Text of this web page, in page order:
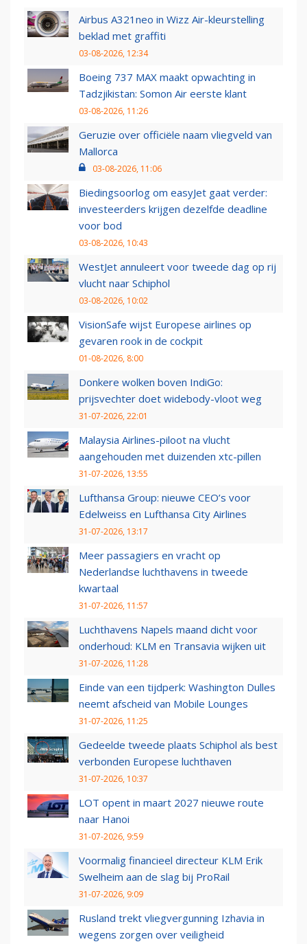
Airbus A321neo in Wizz Air-kleurstelling
beklad met graffiti
03-08-2026, 12:34
Boeing 737 MAX maakt opwachting in
Tadzjikistan: Somon Air eerste klant
03-08-2026, 11:26
Geruzie over officiële naam vliegveld van
Mallorca
03-08-2026, 11:06
Biedingsoorlog om easyJet gaat verder:
investeerders krijgen dezelfde deadline
voor bod
03-08-2026, 10:43
WestJet annuleert voor tweede dag op rij
vlucht naar Schiphol
03-08-2026, 10:02
VisionSafe wijst Europese airlines op
gevaren rook in de cockpit
01-08-2026, 8:00
Donkere wolken boven IndiGo:
prijsvechter doet widebody-vloot weg
31-07-2026, 22:01
Malaysia Airlines-piloot na vlucht
aangehouden met duizenden xtc-pillen
31-07-2026, 13:55
Lufthansa Group: nieuwe CEO’s voor
Edelweiss en Lufthansa City Airlines
31-07-2026, 13:17
Meer passagiers en vracht op
Nederlandse luchthavens in tweede
kwartaal
31-07-2026, 11:57
Luchthavens Napels maand dicht voor
onderhoud: KLM en Transavia wijken uit
31-07-2026, 11:28
Einde van een tijdperk: Washington Dulles
neemt afscheid van Mobile Lounges
31-07-2026, 11:25
Gedeelde tweede plaats Schiphol als best
verbonden Europese luchthaven
31-07-2026, 10:37
LOT opent in maart 2027 nieuwe route
naar Hanoi
31-07-2026, 9:59
Voormalig financieel directeur KLM Erik
Swelheim aan de slag bij ProRail
31-07-2026, 9:09
Rusland trekt vliegvergunning Izhavia in
wegens zorgen over veiligheid